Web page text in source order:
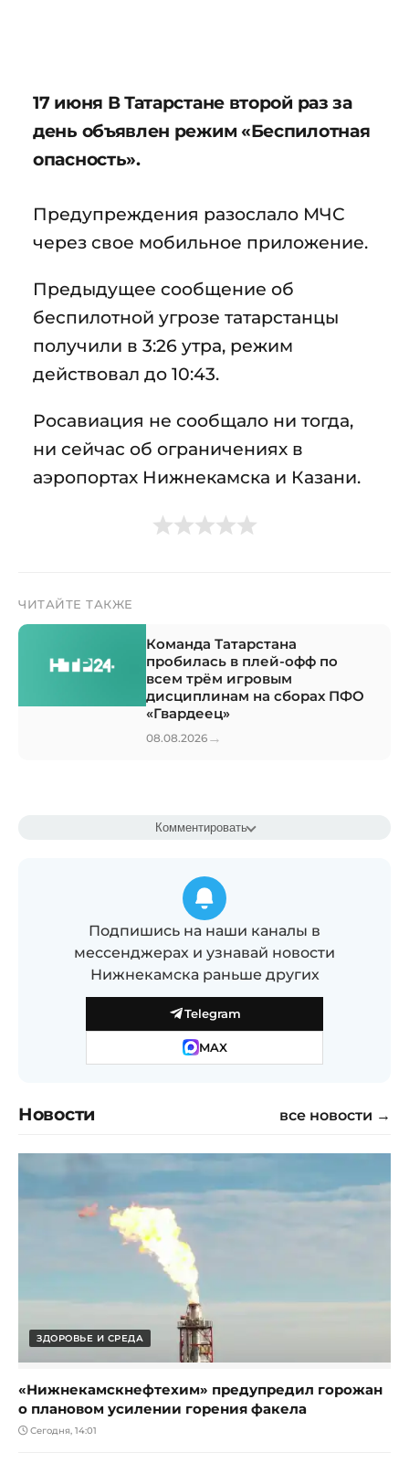
17 июня В Татарстане второй раз за
день объявлен режим «Беспилотная
опасность».
Предупреждения разослало МЧС
через свое мобильное приложение.
Предыдущее сообщение об
беспилотной угрозе татарстанцы
получили в 3:26 утра, режим
действовал до 10:43.
Росавиация не сообщало ни тогда,
ни сейчас об ограничениях в
аэропортах Нижнекамска и Казани.
ЧИТАЙТЕ ТАКЖЕ
Команда Татарстана
пробилась в плей-офф по
всем трём игровым
дисциплинам на сборах ПФО
«Гвардеец»
08.08.2026 →
Комментировать
Подпишись на наши каналы в
мессенджерах и узнавай новости
Нижнекамска раньше других
Telegram
MAX
Новости все новости →
ЗДОРОВЬЕ И СРЕДА
«Нижнекамскнефтехим» предупредил горожан
о плановом усилении горения факела
Сегодня, 14:01